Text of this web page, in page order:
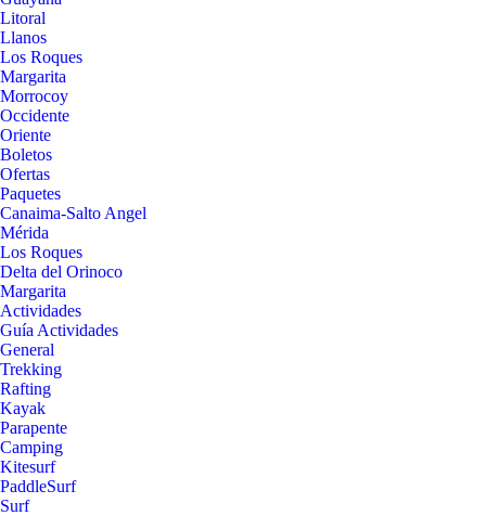
Litoral
Llanos
Los Roques
Margarita
Morrocoy
Occidente
Oriente
Boletos
Ofertas
Paquetes
Canaima-Salto Angel
Mérida
Los Roques
Delta del Orinoco
Margarita
Actividades
Guía Actividades
General
Trekking
Rafting
Kayak
Parapente
Camping
Kitesurf
PaddleSurf
Surf